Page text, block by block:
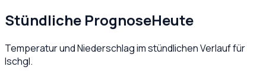
Stündliche PrognoseHeute
Temperatur und Niederschlag im stündlichen Verlauf für
Ischgl.